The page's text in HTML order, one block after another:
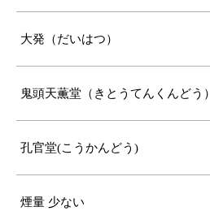
大発（だいはつ）
鬼頭天薫堂（きとうてんくんどう）
孔官堂(こうかんどう)
煙量 少ない